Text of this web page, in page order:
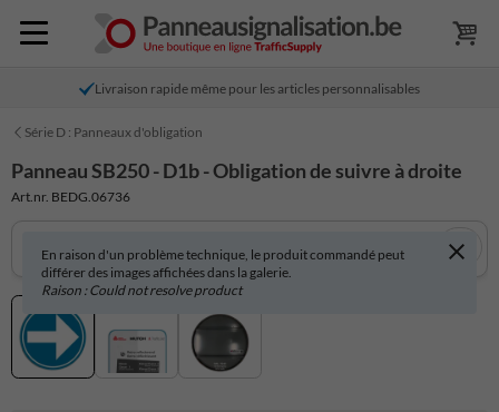
Livraison rapide même pour les articles personnalisables
Série D : Panneaux d'obligation
Panneau SB250 - D1b - Obligation de suivre à droite
Art.nr. BEDG.06736
En raison d'un problème technique, le produit commandé peut
différer des images affichées dans la galerie.
Raison : Could not resolve product